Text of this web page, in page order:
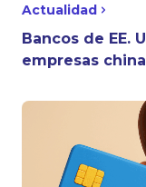
Actualidad
Bancos de EE.
empresas